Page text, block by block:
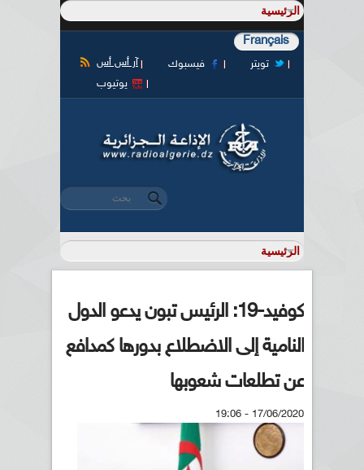
Français
آر أس أس فيسبوك
تويتر
يوتيوب
استمارة البحث
‏بحث ‏
كوفيد-19: الرئيس تبون يدعو الدول
النامية إلى الاضطلاع بدورها كمدافع
عن تطلعات شعوبها
17/06/2020 - 19:06